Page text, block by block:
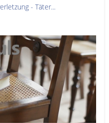
- Täter...